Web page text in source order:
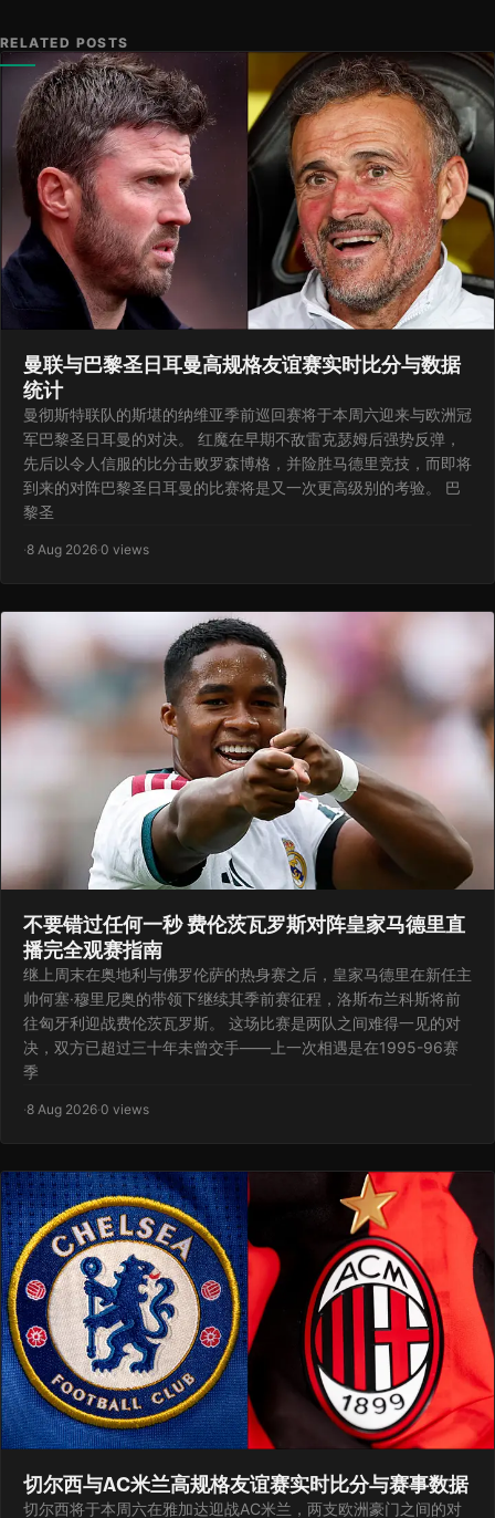
RELATED POSTS
曼联与巴黎圣日耳曼高规格友谊赛实时比分与数据
统计
曼彻斯特联队的斯堪的纳维亚季前巡回赛将于本周六迎来与欧洲冠
军巴黎圣日耳曼的对决。 红魔在早期不敌雷克瑟姆后强势反弹，
先后以令人信服的比分击败罗森博格，并险胜马德里竞技，而即将
到来的对阵巴黎圣日耳曼的比赛将是又一次更高级别的考验。 巴
黎圣
·8 Aug 2026·0 views
不要错过任何一秒 费伦茨瓦罗斯对阵皇家马德里直
播完全观赛指南
继上周末在奥地利与佛罗伦萨的热身赛之后，皇家马德里在新任主
帅何塞·穆里尼奥的带领下继续其季前赛征程，洛斯布兰科斯将前
往匈牙利迎战费伦茨瓦罗斯。 这场比赛是两队之间难得一见的对
决，双方已超过三十年未曾交手——上一次相遇是在1995-96赛
季
·8 Aug 2026·0 views
切尔西与AC米兰高规格友谊赛实时比分与赛事数据
切尔西将于本周六在雅加达迎战AC米兰，两支欧洲豪门之间的对